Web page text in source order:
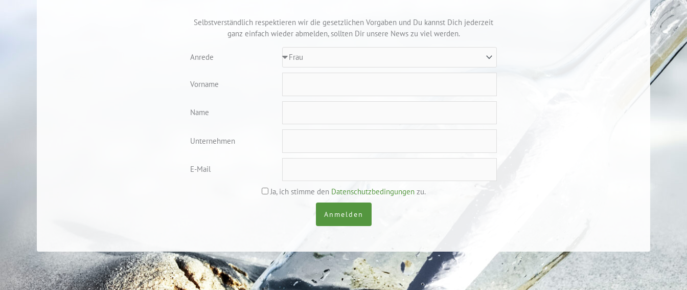
Selbstverständlich respektieren wir die gesetzlichen Vorgaben und Du kannst Dich jederzeit
ganz einfach wieder abmelden, sollten Dir unsere News zu viel werden.
Anrede
Vorname
Name
Unternehmen
E-Mail
Ja, ich stimme den Datenschutzbedingungenzu.
Anmelden